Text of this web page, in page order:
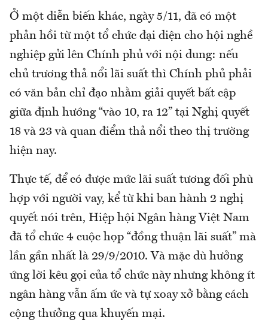
Ở một diễn biến khác, ngày 5/11, đã có một
phản hồi từ một tổ chức đại diện cho hội nghề
nghiệp gửi lên Chính phủ với nội dung: nếu
chủ trương thả nổi lãi suất thì Chính phủ phải
có văn bản chỉ đạo nhằm giải quyết bất cập
giữa định hướng “vào 10, ra 12” tại Nghị quyết
18 và 23 và quan điểm thả nổi theo thị trường
hiện nay.
Thực tế, để có được mức lãi suất tương đối phù
hợp với người vay, kể từ khi ban hành 2 nghị
quyết nói trên, Hiệp hội Ngân hàng Việt Nam
đã tổ chức 4 cuộc họp “đồng thuận lãi suất” mà
lần gần nhất là 29/9/2010. Và mặc dù hưởng
ứng lời kêu gọi của tổ chức này nhưng không ít
ngân hàng vẫn ấm ức và tự xoay xở bằng cách
cộng thưởng qua khuyến mại.